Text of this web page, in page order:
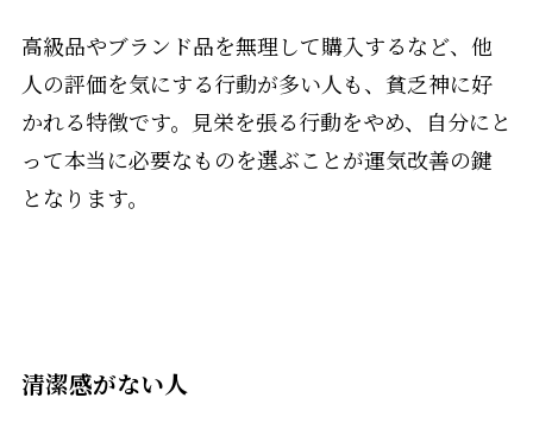
高級品やブランド品を無理して購入するなど、他
人の評価を気にする行動が多い人も、貧乏神に好
かれる特徴です。見栄を張る行動をやめ、自分にと
って本当に必要なものを選ぶことが運気改善の鍵
となります。
清潔感がない人